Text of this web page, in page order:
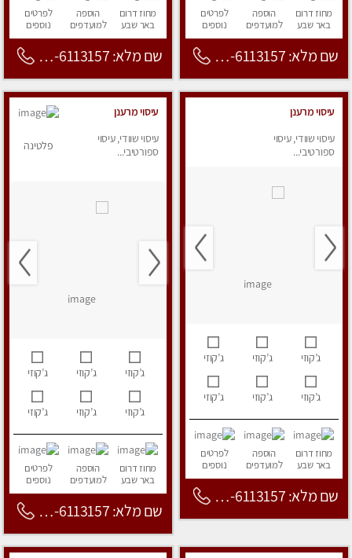
מחוז דרום
באר שבע
הוספה
למועדפים
לפרטים
נוספים
שם מלא: 053-6113157
מחוז דרום
באר שבע
הוספה
למועדפים
לפרטים
נוספים
שם מלא: 053-6113157
עיסוי מרענן
עיסוי שוודי, עיסוי
ספורטיבי...
ג’קוזי ג’קוזי ג’קוזי
ג’קוזי ג’קוזי ג’קוזי
מחוז דרום
באר שבע
הוספה
למועדפים
לפרטים
נוספים
שם מלא: 053-6113157
עיסוי מרענן
עיסוי שוודי, עיסוי
ספורטיבי...
פלטינה
ג’קוזי ג’קוזי ג’קוזי
ג’קוזי ג’קוזי ג’קוזי
מחוז דרום
באר שבע
הוספה
למועדפים
לפרטים
נוספים
שם מלא: 053-6113157